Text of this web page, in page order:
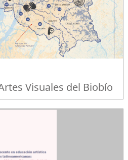
Visuales del Biobío